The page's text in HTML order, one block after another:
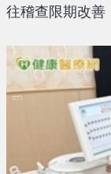
往稽查限期改善